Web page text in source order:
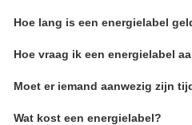
Hoe lang is een energielabel
Hoe vraag ik een energielabel
Moet er iemand aanwezig zijn
Wat kost een energielabel?